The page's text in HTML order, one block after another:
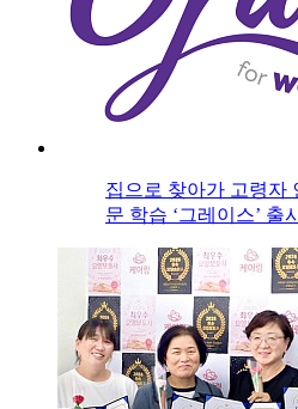
집으로 찾아가 고령자
문 학습 ‘그레이스’ 출시